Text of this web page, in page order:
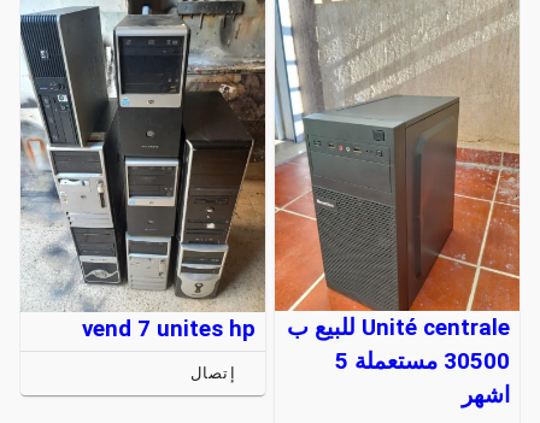
Unité centrale للبيع ب
30500 مستعملة 5
اشهر
vend 7 unites hp
إتصال